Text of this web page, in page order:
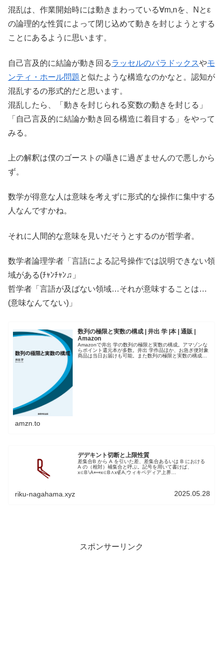
混乱は、作業開始時には動きまわっている∀m,nを、Nとε
の論理的な性質によって閉じ込めて動きを封じようとする
ことにあるように思います。
自己言及的に結論が動き回るラッセルのパラドックスやモ
ンティ・ホール問題 と似たような構造なのかなと。認知が
混乱するの形式的だと思います。
混乱したら、「動きを封じられる変数の動きを封じる」
「自己言及的に結論か動き回る構造に着目する」をやって
みる。
上の解釈は僕のゴーストの囁きに過ぎませんので悪しから
ず。
数学が得意な人は意味を考えずに形式的な操作に集中する
人なんですかね。
それに人間的な意味を見いだそうとするのが哲学者。
数学者論理学者「言語による記号操作では説明できない領
域がある(ﾁｬﾝﾁｬﾝ♫」
哲学者「言語が及ばない領域…それが意味することは…
(意味なんてない)」
数列の極限と実数の構成 | 井出 学 |本 | 通販 |
Amazon
Amazonで井出 学の数列の極限と実数の構成。アマゾンな
らポイント還元本が多数。井出 学作品ほか、お急ぎ便対象
商品は当日お届けも可能。また数列の極限と実数の構成も
amzn.to
デデキント切断と上限性質
差集合B から A を引いた差、差集合あるいは B における
A の（相対）補集合と呼ぶ。記号を用いて書けば、
x∈B∖A⟺x∈B∧x∉A,ウィキペディア上界
riku-nagahama.xyz 2025.05.28
スポンサーリンク